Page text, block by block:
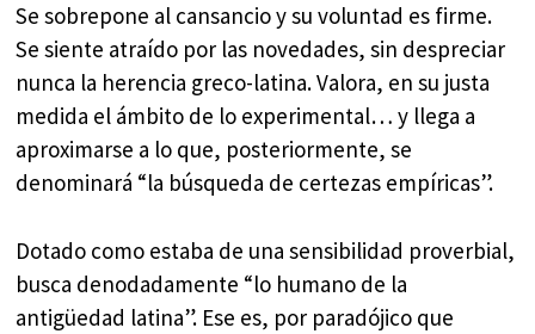
Se sobrepone al cansancio y su voluntad es firme.
Se siente atraído por las novedades, sin despreciar
nunca la herencia greco-latina. Valora, en su justa
medida el ámbito de lo experimental… y llega a
aproximarse a lo que, posteriormente, se
denominará “la búsqueda de certezas empíricas”.
Dotado como estaba de una sensibilidad proverbial,
busca denodadamente “lo humano de la
antigüedad latina”. Ese es, por paradójico que